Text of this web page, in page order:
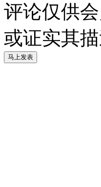
评论仅供
或证实其